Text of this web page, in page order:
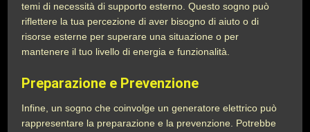
temi di necessità di supporto esterno. Questo sogno può
riflettere la tua percezione di aver bisogno di aiuto o di
risorse esterne per superare una situazione o per
mantenere il tuo livello di energia e funzionalità.
Preparazione e Prevenzione
Infine, un sogno che coinvolge un generatore elettrico può
rappresentare la preparazione e la prevenzione. Potrebbe